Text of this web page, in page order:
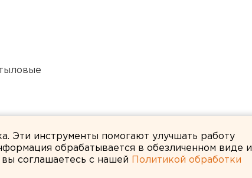
Эти инструменты помогают улучшать работу
обрабатывается в обезличенном виде и
вы соглашаетесь с нашей
Политикой обработки